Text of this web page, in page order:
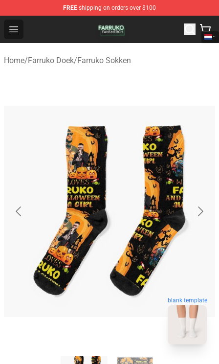
FREE shipping on orders over $100
Open menu
Farruko Shop - Official Farruko Merchandise Store
Home/Farruko Doek/Farruko Sokken
blank template